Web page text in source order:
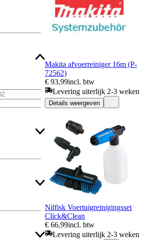
Makita afvoerreiniger 16m (P-
72562)
€ 93,99incl. btw
Levering uiterlijk 2-3 weken
Details weergeven
Nilfisk Voertuigreinigingsset
Click&Clean
€ 66,99incl. btw
Levering uiterlijk 2-3 weken